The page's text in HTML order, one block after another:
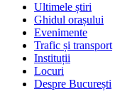
Ultimele știri
Ghidul orașului
Evenimente
Trafic și transport
Instituții
Locuri
Despre București